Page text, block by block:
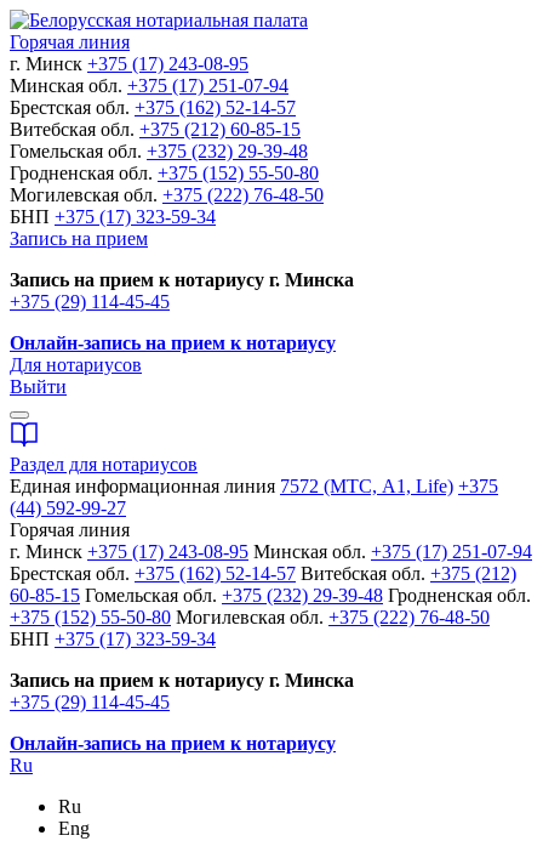
Горячая линия
г. Минск +375 (17) 243-08-95
Минская обл. +375 (17) 251-07-94
Брестская обл. +375 (162) 52-14-57
Витебская обл. +375 (212) 60-85-15
Гомельская обл. +375 (232) 29-39-48
Гродненская обл. +375 (152) 55-50-80
Могилевская обл. +375 (222) 76-48-50
БНП +375 (17) 323-59-34
Запись на прием
Запись на прием к нотариусу г. Минска
+375 (29) 114-45-45
Онлайн-запись на прием к нотариусу
Для нотариусов
Выйти
Раздел для нотариусов
Единая информационная линия 7572 (МТС, A1, Life) +375
(44) 592-99-27
Горячая линия
г. Минск +375 (17) 243-08-95 Минская обл. +375 (17) 251-07-94
Брестская обл. +375 (162) 52-14-57 Витебская обл. +375 (212)
60-85-15 Гомельская обл. +375 (232) 29-39-48 Гродненская обл.
+375 (152) 55-50-80 Могилевская обл. +375 (222) 76-48-50
БНП +375 (17) 323-59-34
Запись на прием к нотариусу г. Минска
+375 (29) 114-45-45
Онлайн-запись на прием к нотариусу
Ru
Ru
Eng